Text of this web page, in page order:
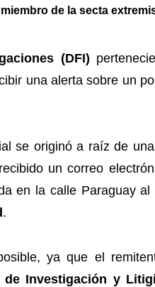
de la secta
(DFI)
una alerta sobre un
se originó a raíz de
un correo
en la calle Paraguay al
.
ya que el
de Investigación y